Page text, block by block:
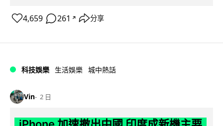
4,659 261 ↗ 分享
科技娛樂 生活娛樂 城中熱話
Vin 2 日